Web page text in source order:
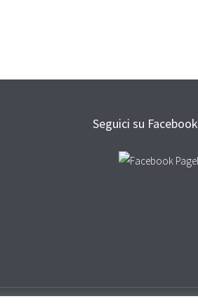
Seguici su Facebook